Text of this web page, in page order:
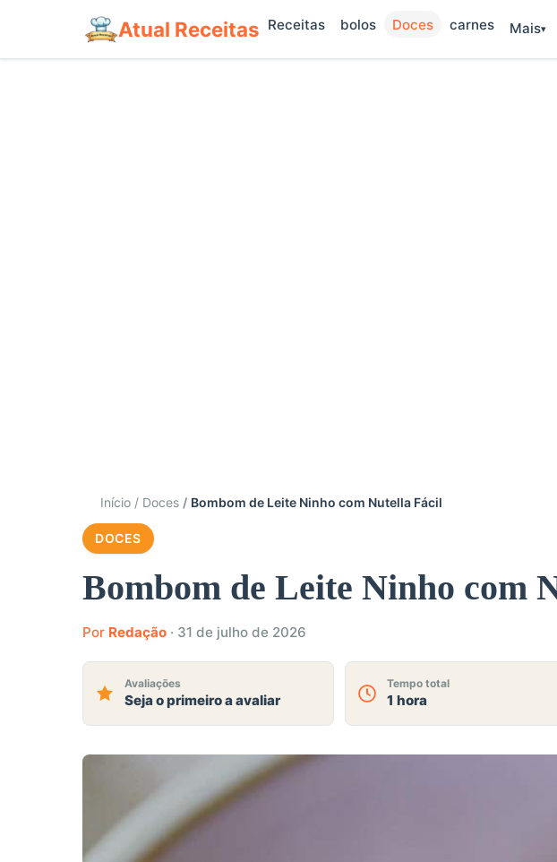
Atual Receitas Receitas bolos Doces carnes Mais
Início Doces Bombom de Leite Ninho com Nutella Fácil
DOCES
Bombom de Leite Ninho com
Por Redação · 31 de julho de 2026
Avaliações
Seja o primeiro a avaliar
Tempo total
1 hora